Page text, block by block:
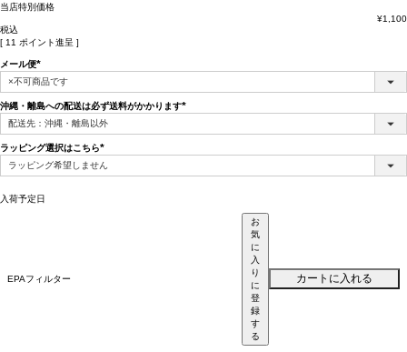
当店特別価格
¥1,100
税込
[ 11 ポイント進呈 ]
メール便
(必
須)
沖縄・離島への配送は必ず送料がかかります
ラッピング選択はこちら
(必
入荷予定日
EPAフィルター
お
気
に
入
り
に
登
録
す
る
カートに入れる